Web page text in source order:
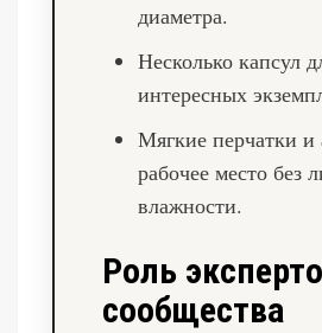
диаметра.
Несколько капсул
интересных
Мягкие перчатки и
рабочее место без
влажности.
Роль
сообщества